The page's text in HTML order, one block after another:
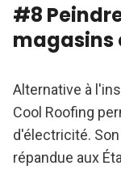
#8
magasins
Alternative à
Cool Roofing
d'électricité.
répandue aux